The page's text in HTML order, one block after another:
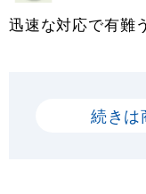
迅速な対応で有難
続きは